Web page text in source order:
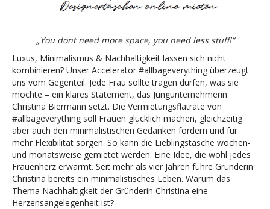
„You dont need more space, you need less stuff!“
Luxus, Minimalismus & Nachhaltigkeit lassen sich nicht
kombinieren? Unser Accelerator #allbageverything überzeugt
uns vom Gegenteil. Jede Frau sollte tragen dürfen, was sie
möchte – ein klares Statement, das Jungunternehmerin
Christina Biermann setzt. Die Vermietungsflatrate von
#allbageverything soll Frauen glücklich machen, gleichzeitig
aber auch den minimalistischen Gedanken fördern und für
mehr Flexibilität sorgen. So kann die Lieblingstasche wochen-
und monatsweise gemietet werden. Eine Idee, die wohl jedes
Frauenherz erwärmt. Seit mehr als vier Jahren führe Gründerin
Christina bereits ein minimalistisches Leben. Warum das
Thema Nachhaltigkeit der Gründerin Christina eine
Herzensangelegenheit ist?